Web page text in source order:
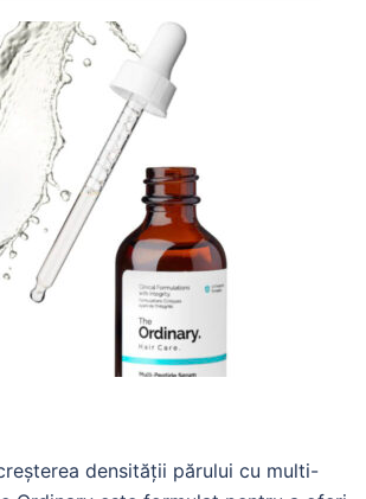
densității părului cu multi-